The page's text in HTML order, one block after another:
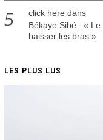
click here dans
Békaye Sibé : «
baisser les bras »
LES PLUS LUS